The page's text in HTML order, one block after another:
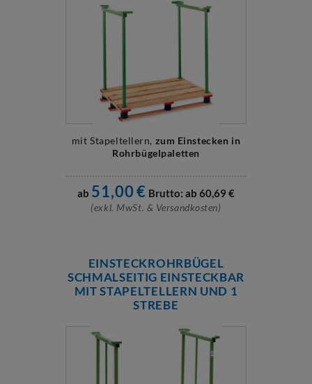
mit Stapeltellern, zum Einstecken in
Rohrbügelpaletten
ab 51,00€ Brutto: ab 60,69€
(exkl. MwSt. & Versandkosten)
EINSTECKROHRBÜGEL
SCHMALSEITIG EINSTECKBAR
MIT STAPELTELLERN UND 1
STREBE